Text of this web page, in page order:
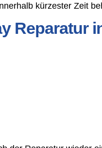
kürzester Zeit
Reparatur